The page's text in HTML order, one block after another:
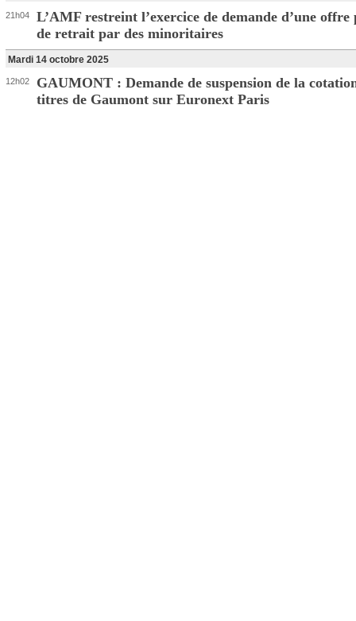
21h04
L’AMF restreint l’exercice de demande d’une offre
de retrait par des minoritaires
Mardi 14 octobre 2025
12h02
GAUMONT : Demande de suspension de la
titres de Gaumont sur Euronext Paris